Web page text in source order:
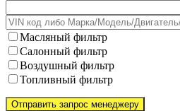
Масляный фильтр
Салонный фильтр
Воздушный фильтр
Топливный фильтр